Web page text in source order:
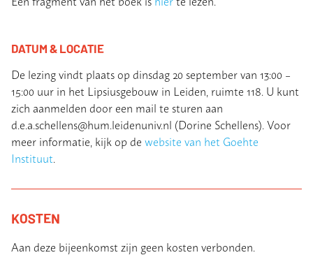
DATUM & LOCATIE
De lezing vindt plaats op dinsdag 20 september van 13:00 –
15:00 uur in het Lipsiusgebouw in Leiden, ruimte 118. U kunt
zich aanmelden door een mail te sturen aan
d.e.a.schellens@hum.leidenuniv.nl (Dorine Schellens). Voor
meer informatie, kijk op de website van het Goehte
Instituut.
KOSTEN
Aan deze bijeenkomst zijn geen kosten verbonden.